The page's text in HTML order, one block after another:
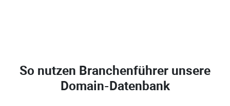
So nutzen Branchenführer unsere
Domain-Datenbank